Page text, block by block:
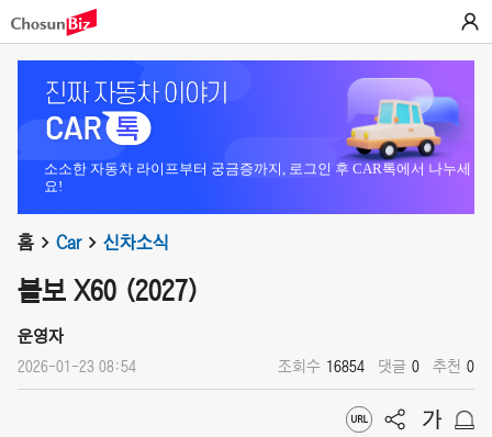
소소한 자동차 라이프부터 궁금증까지, 로그인 후 CAR톡에서 나누세
요!
홈 Car 신차소식
볼보 X60 (2027)
운영자
2026-01-23 08:54 조회수 16854 댓글 0 추천 0